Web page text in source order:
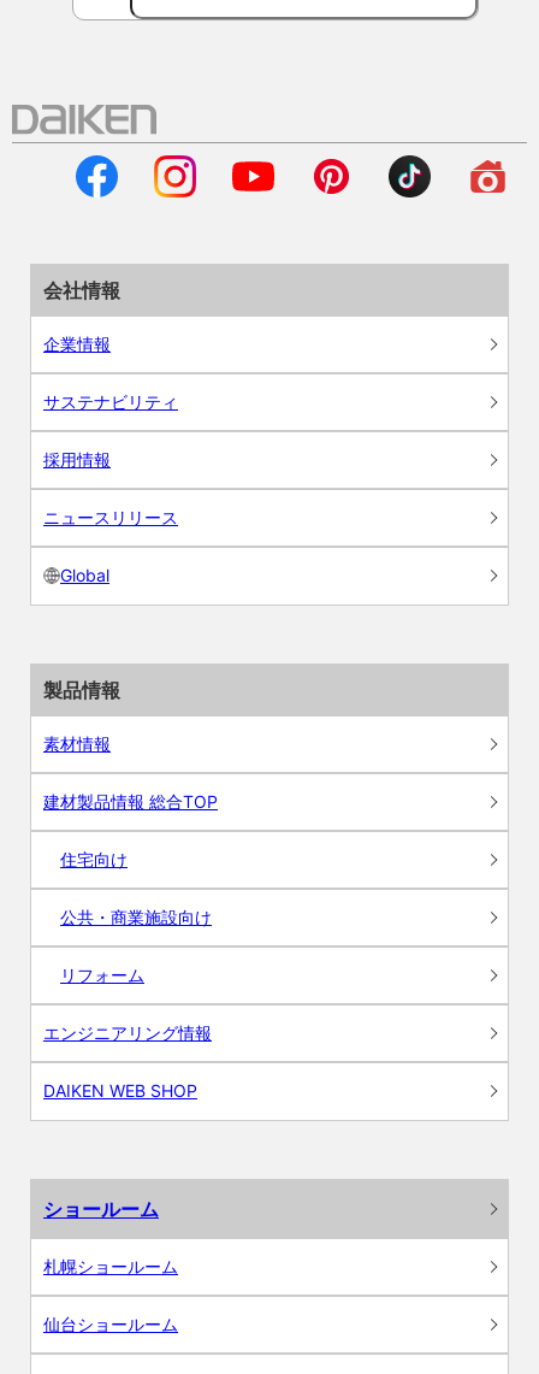
会社情報
企業情報
サステナビリティ
採用情報
ニュースリリース
Global
製品情報
素材情報
建材製品情報 総合TOP
住宅向け
公共・商業施設向け
リフォーム
エンジニアリング情報
DAIKEN WEB SHOP
ショールーム
札幌ショールーム
仙台ショールーム